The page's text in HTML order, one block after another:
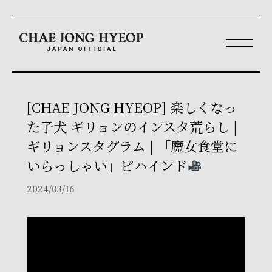
[CHAE JONG HYEOP] 楽しくなっ
た子犬 ギリョンのインスタ荒らし |
ギリョンスタグラム | 「魔女食堂に
いらっしゃい」ビハインド
2024/03/16